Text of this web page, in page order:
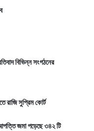
বিভিন্ন সংগঠনের
রাজি সুপ্রিম কোর্ট
জমা পড়েছে ৩৪২ টি